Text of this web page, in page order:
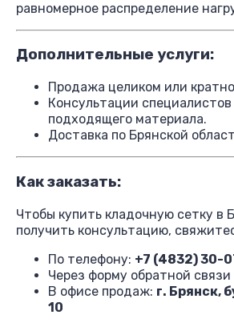
равномерное распределение
Дополнительные услуги:
Продажа целиком или
Консультации
подходящего материала.
Доставка по Брянской
Как заказать:
Чтобы купить кладочную сетку в
получить консультацию,
По телефону: +7 (4832) 30-
Через форму обратной
В офисе продаж: г. Брянск,
10